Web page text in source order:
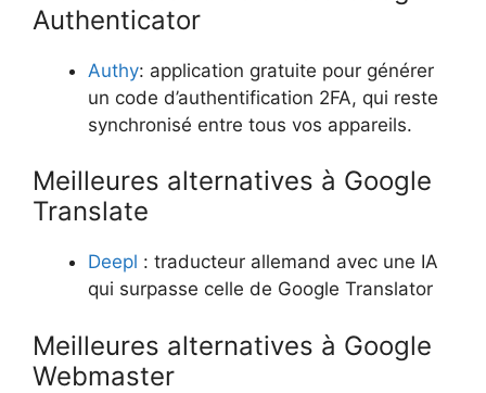
Authenticator
Authy: application gratuite pour générer
un code d’authentification 2FA, qui reste
synchronisé entre tous vos appareils.
Meilleures alternatives à Google
Translate
Deepl : traducteur allemand avec une IA
qui surpasse celle de Google Translator
Meilleures alternatives à Google
Webmaster